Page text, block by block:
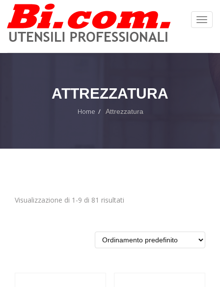
ATTREZZATURA
Home Attrezzatura
Visualizzazione di 1-9 di 81 risultati